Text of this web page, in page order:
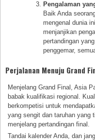
Pengalaman
Baik Anda
mengenal dunia
menjanjikan
pertandingan
penggemar,
Perjalanan Menuju Grand
Menjelang Grand Final, Asia
babak kualifikasi regional.
berkompetisi untuk
yang sengit dan taruhan yang
menjelang pertandingan final.
Tandai kalender Anda, dan